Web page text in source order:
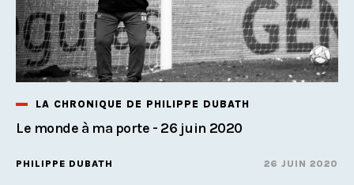
LA CHRONIQUE DE PHILIPPE DUBATH
Le monde à ma porte - 26 juin 2020
PHILIPPE DUBATH 26 JUIN 2020